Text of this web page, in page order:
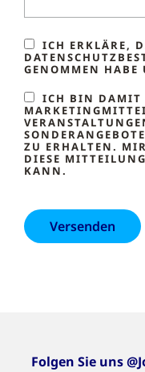
ICH ERKLÄRE,
GENOMMEN
ICH BIN DAMIT
ZU ERHALTEN.
DIESE
KANN.
Folgen Sie uns